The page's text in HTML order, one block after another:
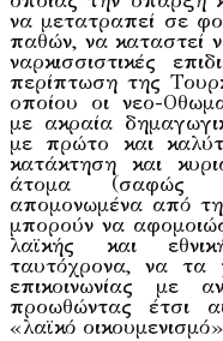
να μετατραπεί σε
παθών, να καταστεί
ναρκισσιστικές
περίπτωση της
οποίου οι νεο-
με ακραία
με πρώτο και
κατάκτηση και
άτομα (σαφώς
απομονωμένα από
μπορούν να
λαϊκής και
ταυτόχρονα, να τα
επικοινωνίας με
προωθώντας έτσι
«λαϊκό